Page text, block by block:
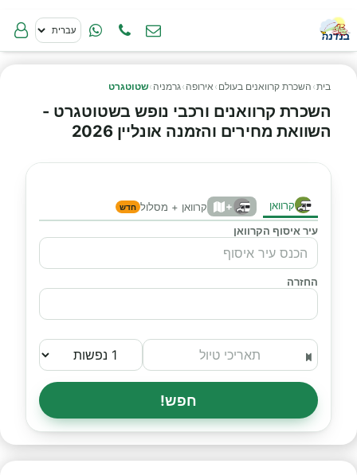
בית› השכרת קרוואנים בעולם › אירופה ›גרמניה ›שטוטגרט
השכרת קרוואנים ורכבי נופש בשטוטגרט -
השוואת מחירים והזמנה אונליין 2026
קרוואן + קרוואן + מסלול חדש
עיר איסוף הקרוואן
החזרה
חפש!